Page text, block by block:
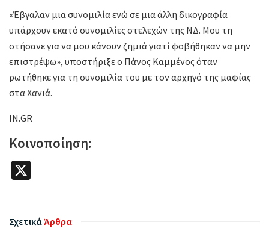
«Έβγαλαν μια συνομιλία ενώ σε μια άλλη δικογραφία
υπάρχουν εκατό συνομιλίες στελεχών της ΝΔ. Μου τη
στήσανε για να μου κάνουν ζημιά γιατί φοβήθηκαν να μην
επιστρέψω», υποστήριξε ο Πάνος Καμμένος όταν
ρωτήθηκε για τη συνομιλία του με τον αρχηγό της μαφίας
στα Χανιά.
IN.GR
Κοινοποίηση:
ΣχετικάΆρθρα